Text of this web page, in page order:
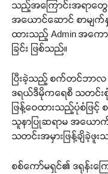
Your
create a
heard,
သည့်အကြောင်းအရာတွေ
အယောင်ဆောင် စာမျက်နှ
ထားသည့် Admin အကော
ခြင်း ဖြစ်သည်။
ပြီးခဲ့သည့် စက်တင်ဘာလ
ဒရယ်ဒီမိုကရေစီ သတင်း
ဖြန့်ဝေထားသည့်ပုံစံဖြင့်
သူနာပြုဆရာမ အယေ
သတင်းအမှားဖြန့်ချိခဲ့ဖူး
စစ်ကော်မရှင်၏ ဒရုန်းက